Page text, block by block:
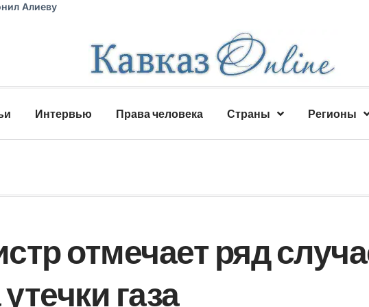
Алиеву
Интервью Права человека Страны Регионы
отмечает ряд
газа